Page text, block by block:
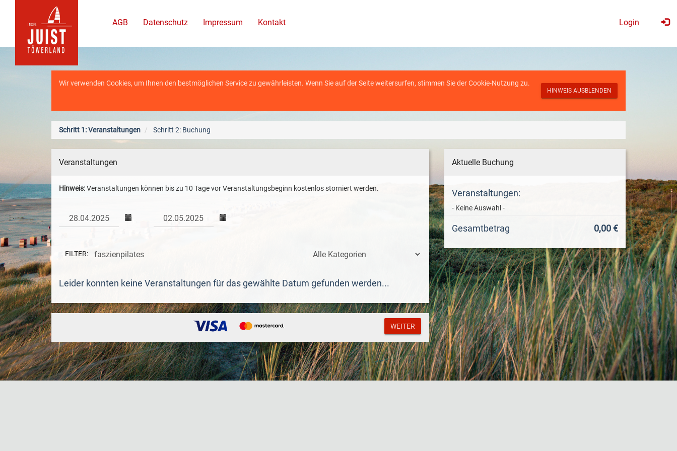
AGB Datenschutz Impressum Kontakt Login
Wir verwenden Cookies, um Ihnen den bestmöglichen Service zu gewährleisten. Wenn Sie auf der Seite weitersurfen, stimmen Sie derCookie-Nutzung zu.
HINWEIS AUSBLENDEN
Schritt 1: Veranstaltungen Schritt 2: Buchung
Veranstaltungen
Hinweis:Veranstaltungen können bis zu 10 Tage vor Veranstaltungsbeginn kostenlos storniert werden.
FILTER:
Leider konnten keine Veranstaltungen für das gewählte Datum gefunden werden...
WEITER
Aktuelle Buchung
Veranstaltungen:
- Keine Auswahl -
Gesamtbetrag 0,00 €